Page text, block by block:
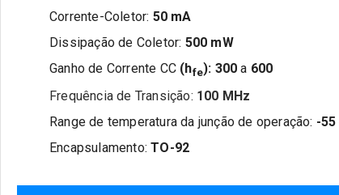
Corrente-Coletor: 50 mA
Dissipação de Coletor: 500 mW
Ganho de Corrente CC (hfe): 300a 600
Frequência de Transição: 100 MHz
Range de temperatura da junção de operação: -55
Encapsulamento:TO-92